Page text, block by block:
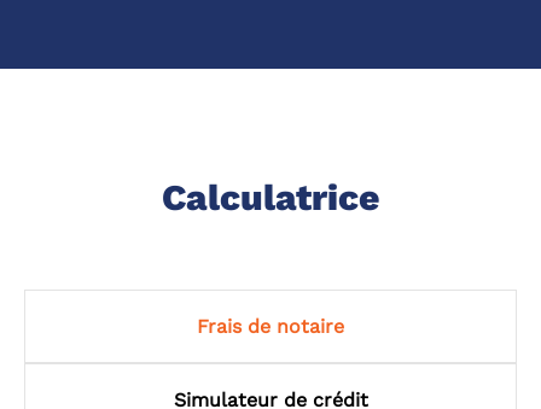
Calculatrice
Frais de notaire
Simulateur de crédit